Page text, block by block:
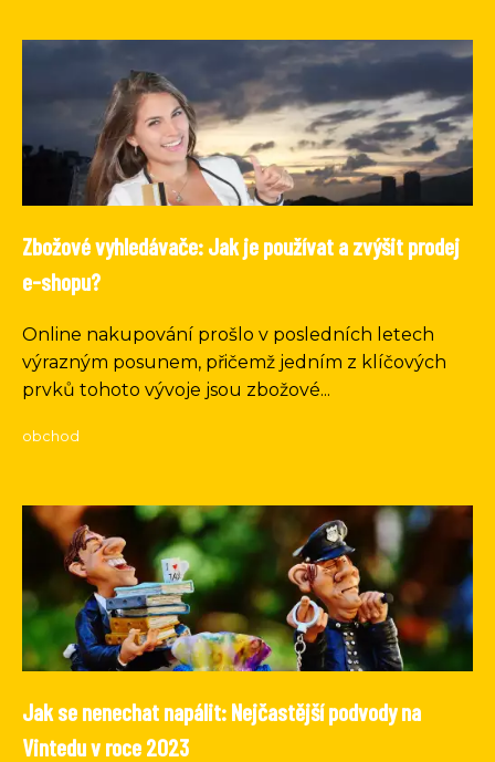
Zbožové vyhledávače: Jak je používat a zvýšit prodej
e-shopu?
Online nakupování prošlo v posledních letech
výrazným posunem, přičemž jedním z klíčových
prvků tohoto vývoje jsou zbožové...
obchod
Jak se nenechat napálit: Nejčastější podvody na
Vintedu v roce 2023